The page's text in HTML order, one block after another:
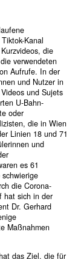
Kanal
die
verwendeten
Aufrufe. In der
und Nutzer in
und Sujets
U-Bahn-
oder
die in Wien
Linien 18 und 71
und
es 61
die Corona-
hat sich in der
Dr. Gerhard
Maßnahmen
das Ziel, die für